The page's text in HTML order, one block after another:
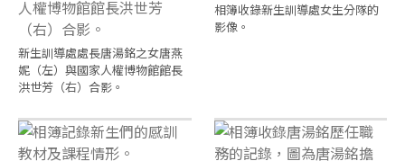
新生訓導處處長唐湯銘之女唐燕
妮（左）與國家人權博物館館長
洪世芳（右）合影。
相簿收錄新生訓導處女生分隊的
影像。